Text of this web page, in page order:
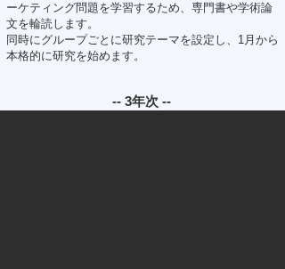
ーケティング問題を学習するため、専門書や学術論
文を輪読します。
同時にグループごとに研究テーマを設定し、1月から
本格的に研究を始めます。
-- 3年次 --